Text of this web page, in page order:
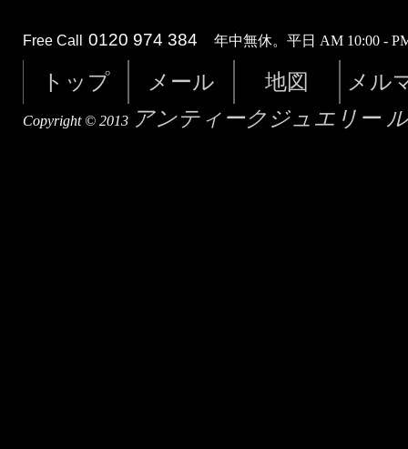
Free Call 0120 974 384 年中無休。平日 AM 10:00 -
トップ メール 地図 メル
Copyright © 2013 アンティークジュエリー